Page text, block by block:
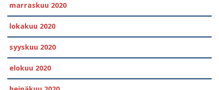
marraskuu 2020
lokakuu 2020
syyskuu 2020
elokuu 2020